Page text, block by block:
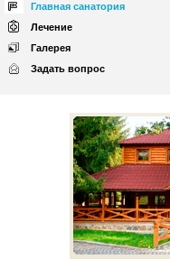
Главная санатория
Лечение
Галерея
Задать вопрос